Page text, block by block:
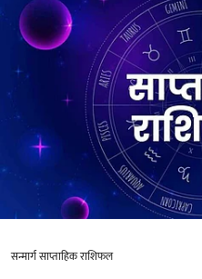
सन्मार्ग साप्ताहिक राशिफल